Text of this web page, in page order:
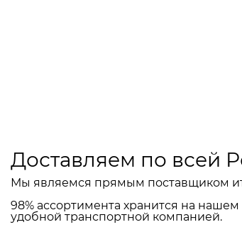
Доставляем по всей
Мы являемся прямым поставщиком
98% ассортимента хранится на
удобной транспортной компанией.